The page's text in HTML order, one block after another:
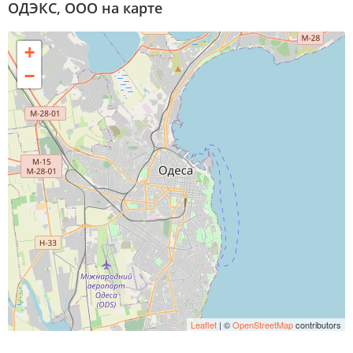
ОДЭКС, ООО на карте
+
−
Leaflet | ©OpenStreetMapcontributors